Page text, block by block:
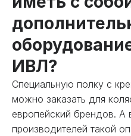
ИВЛ?
Специальную полку с
можно заказать для
европейский брендов. А
производителей такой